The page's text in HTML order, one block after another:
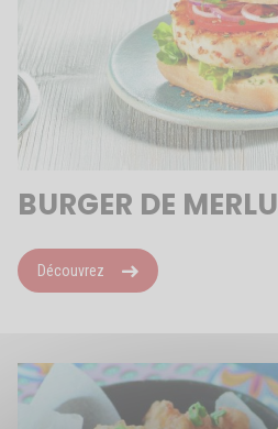
BURGER DE MERLU
Découvrez